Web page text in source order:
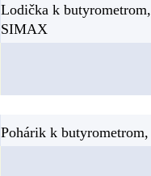
Lodička k butyrometrom,
SIMAX
Pohárik k